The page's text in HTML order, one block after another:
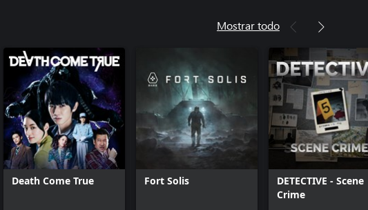
Mostrar todo
Death Come True Fort Solis
DETECTIVE - Scene
Crime